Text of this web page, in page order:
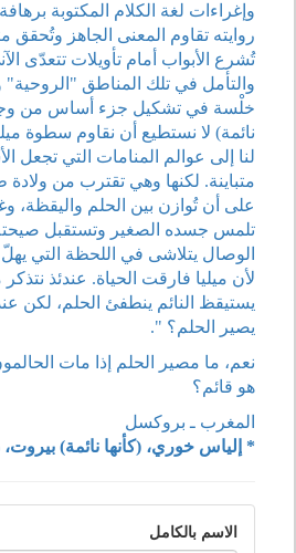
وإغراءات لغة الكلام المكتوبة
روايته تقاوم المعنى الجاهز وتُحقق
تُشرع الأبواب أمام تأويلات تتعدّى
والتأمل في تلك المناطق "الروحية"
خلْسة في تشكيل جزء أساس من
نائمة) لا نستطيع أن نقاوم سطوة
لنا إلى عوالم المنامات التي تجعل
متباينة. لكنها وهي تقترب من
على أن تُوازن بين الحلم واليقظة،
تلمس جسده الصغير وتستقبل صيحته
الوصال يتلاشى في اللحظة التي يهلّ
لأن ميليا فارقت الحياة. عندئذ
يستيقظ النائم ينطفئ الحلم، لكن
يصير الحلم؟ ".
نعم، ما مصير الحلم إذا مات
هو قائم؟
المغرب ـ بروكسل
* إلياس خوري، (كأنها نائمة) بيروت، دار
الاسم بالكامل